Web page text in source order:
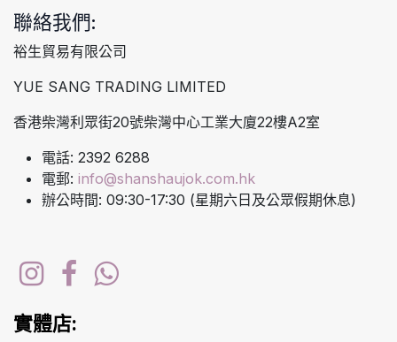
聯絡我們:
裕生貿易有限公司
YUE SANG TRADING LIMITED
香港柴灣利眾街20號柴灣中心工業大廈22樓A2室
電話: 2392 6288
電郵: info@shanshaujok.com.hk
辦公時間: 09:30-17:30 (星期六日及公眾假期休息)
實體店: